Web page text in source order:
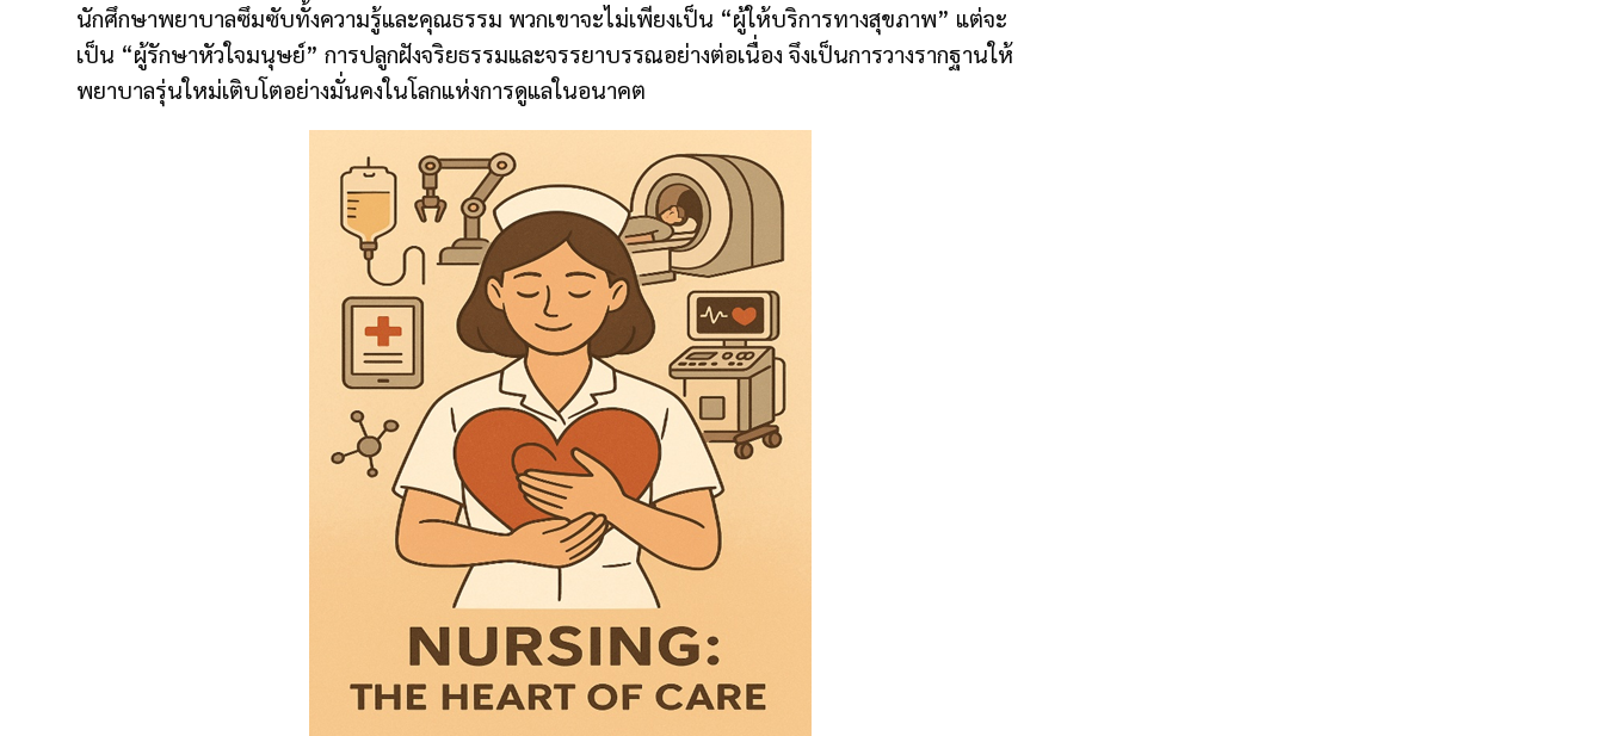
นักศึกษาพยาบาลซึมซับทั้งความรู้และคุณธรรม พวกเขาจะไม่เพียงเป็น “ผู้ให้บริการทางสุขภาพ” แต่จะ
เป็น “ผู้รักษาหัวใจมนุษย์” การปลูกฝังจริยธรรมและจรรยาบรรณอย่างต่อเนื่อง จึงเป็นการวางรากฐานให้
พยาบาลรุ่นใหม่เติบโตอย่างมั่นคงในโลกแห่งการดูแลในอนาคต